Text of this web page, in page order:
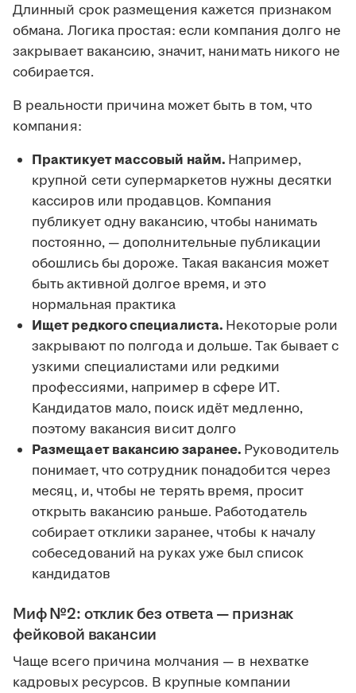
Длинный срок размещения кажется признаком
обмана. Логика простая: если компания долго не
закрывает вакансию, значит, нанимать никого не
собирается.
В реальности причина может быть в том, что
компания:
Практикует массовый найм. Например,
крупной сети супермаркетов нужны десятки
кассиров или продавцов. Компания
публикует одну вакансию, чтобы нанимать
постоянно, — дополнительные публикации
обошлись бы дороже. Такая вакансия может
быть активной долгое время, и это
нормальная практика
Ищет редкого специалиста. Некоторые роли
закрывают по полгода и дольше. Так бывает с
узкими специалистами или редкими
профессиями, например в сфере ИТ.
Кандидатов мало, поиск идёт медленно,
поэтому вакансия висит долго
Размещает вакансию заранее. Руководитель
понимает, что сотрудник понадобится через
месяц, и, чтобы не терять время, просит
открыть вакансию раньше. Работодатель
собирает отклики заранее, чтобы к началу
собеседований на руках уже был список
кандидатов
Миф №2: отклик без ответа — признак
фейковой вакансии
Чаще всего причина молчания — в нехватке
кадровых ресурсов. В крупные компании